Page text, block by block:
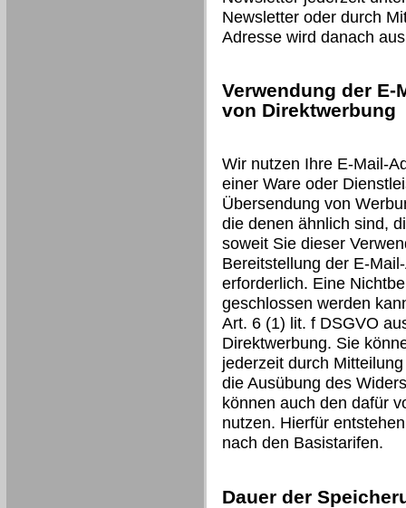
Newsletter oder durch
Adresse wird danach
Verwendung der
von Direktwerbung
Wir nutzen Ihre E-Mail-
einer Ware oder
Übersendung von
die denen ähnlich sind,
soweit Sie dieser
Bereitstellung der E-
erforderlich. Eine
geschlossen werden
Art. 6 (1) lit. f DSGVO
Direktwerbung. Sie
jederzeit durch
die Ausübung des
können auch den dafür
nutzen. Hierfür
nach den Basistarifen.
Dauer der